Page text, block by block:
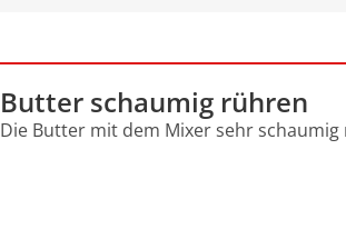
Butter schaumig rühren
Die Butter mit dem Mixer sehr